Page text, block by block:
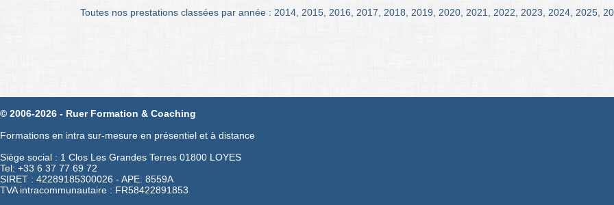
Toutes nos prestations classées par année : 2014 2015 2016 2017 2018 2019 2020 2021 2022 2023 2024 2025
© 2006-2026 - Ruer Formation & Coaching
Formations en intra sur-mesure en présentiel et à distance
Siège social : 1 Clos Les Grandes Terres 01800 LOYES
Tel: +33 6 37 77 69 72
SIRET : 42289185300026 - APE: 8559A
TVA intracommunautaire : FR58422891853